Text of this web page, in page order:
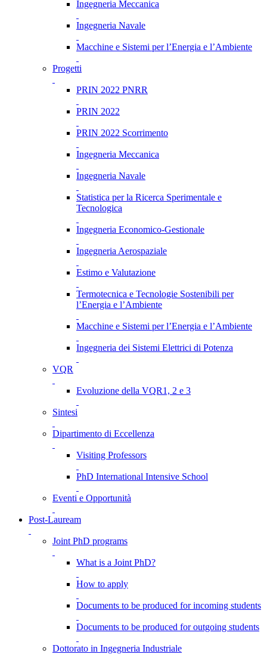
Ingegneria Meccanica
Ingegneria Navale
Macchine e Sistemi per l’Energia e l’Ambiente
Progetti
PRIN 2022 PNRR
PRIN 2022
PRIN 2022 Scorrimento
Ingegneria Meccanica
Ingegneria Navale
Statistica per la Ricerca Sperimentale e
Tecnologica
Ingegneria Economico-Gestionale
Ingegneria Aerospaziale
Estimo e Valutazione
Termotecnica e Tecnologie Sostenibili per
l’Energia e l’Ambiente
Macchine e Sistemi per l’Energia e l’Ambiente
Ingegneria dei Sistemi Elettrici di Potenza
VQR
Evoluzione della VQR1, 2 e 3
Sintesi
Dipartimento di Eccellenza
Visiting Professors
PhD International Intensive School
Eventi e Opportunità
Post-Lauream
Joint PhD programs
What is a Joint PhD?
How to apply
Documents to be produced for incoming students
Documents to be produced for outgoing students
Dottorato in Ingegneria Industriale